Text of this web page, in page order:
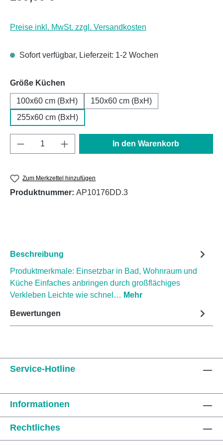
Preise inkl. MwSt. zzgl. Versandkosten
Sofort verfügbar, Lieferzeit: 1-2 Wochen
Größe Küchen
100x60 cm (BxH)
150x60 cm (BxH)
255x60 cm (BxH)
Produkt Anzahl: Gib den gewünschten
In den Warenkorb
Zum Merkzettel hinzufügen
Produktnummer: AP10176DD.3
Beschreibung
Produktmerkmale: Einsetzbar in Bad, Wohnraum und
Küche Einfaches anbringen durch großflächiges
Verkleben Leichte wie schnel… Mehr
Bewertungen
Service-Hotline
Informationen
Rechtliches